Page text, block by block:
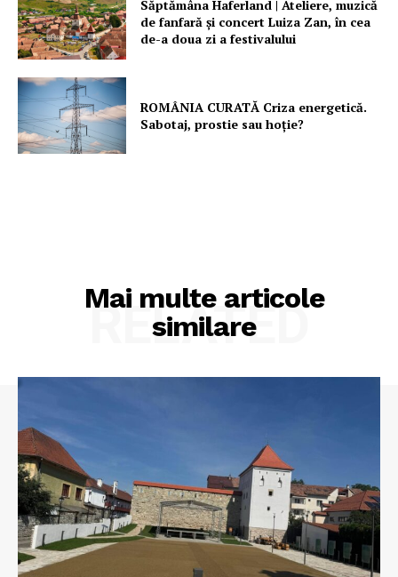
Săptămâna Haferland | Ateliere, muzică
de fanfară şi concert Luiza Zan, în cea
de-a doua zi a festivalului
ROMÂNIA CURATĂ Criza energetică.
Sabotaj, prostie sau hoție?
Mai multe articole
similare
RELATED